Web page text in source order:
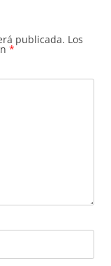
publicada. Los
*